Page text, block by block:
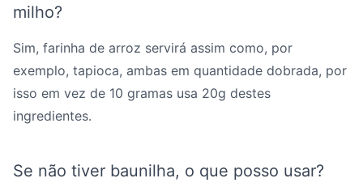
milho?
Sim, farinha de arroz servirá assim como, por
exemplo, tapioca, ambas em quantidade dobrada, por
isso em vez de 10 gramas usa 20g destes
ingredientes.
Se não tiver baunilha, o que posso usar?